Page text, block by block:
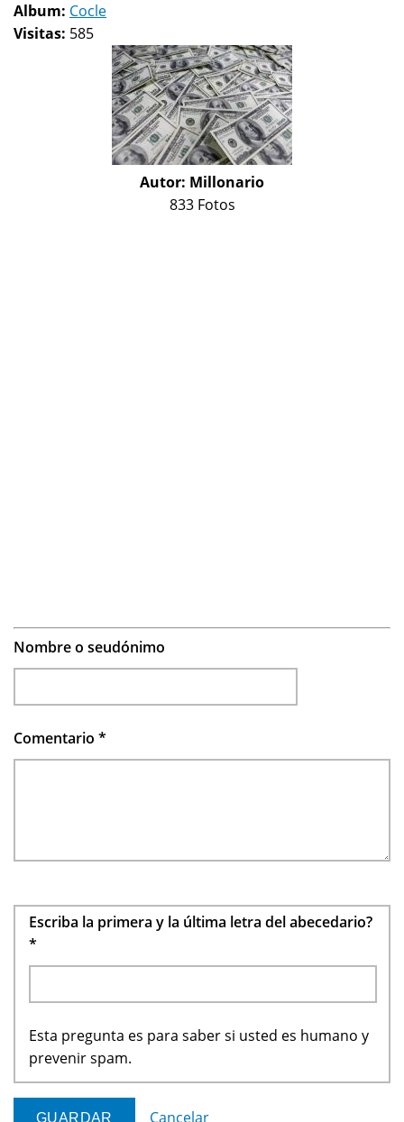
Album: Cocle
Visitas: 585
Autor: Millonario
833 Fotos
Nombre o seudónimo
Comentario *
Escriba la primera y la última letra del abecedario?
*
Esta pregunta es para saber si usted es humano y
prevenir spam.
Cancelar